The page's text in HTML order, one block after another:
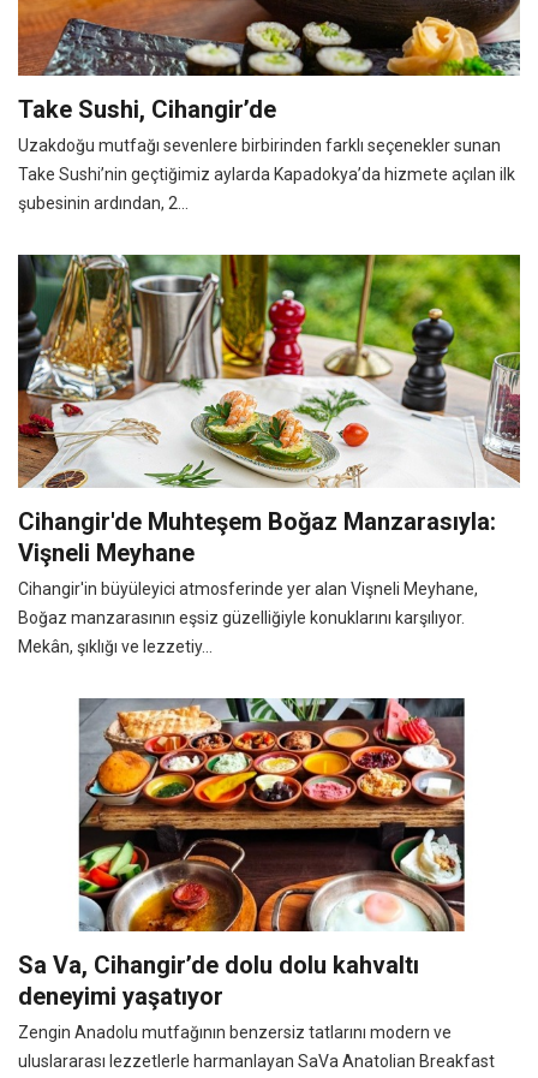
Take Sushi, Cihangir’de
Uzakdoğu mutfağı sevenlere birbirinden farklı seçenekler sunan
Take Sushi’nin geçtiğimiz aylarda Kapadokya’da hizmete açılan ilk
şubesinin ardından, 2...
Cihangir'de Muhteşem Boğaz Manzarasıyla:
Vişneli Meyhane
Cihangir'in büyüleyici atmosferinde yer alan Vişneli Meyhane,
Boğaz manzarasının eşsiz güzelliğiyle konuklarını karşılıyor.
Mekân, şıklığı ve lezzetiy...
Sa Va, Cihangir’de dolu dolu kahvaltı
deneyimi yaşatıyor
Zengin Anadolu mutfağının benzersiz tatlarını modern ve
uluslararası lezzetlerle harmanlayan SaVa Anatolian Breakfast